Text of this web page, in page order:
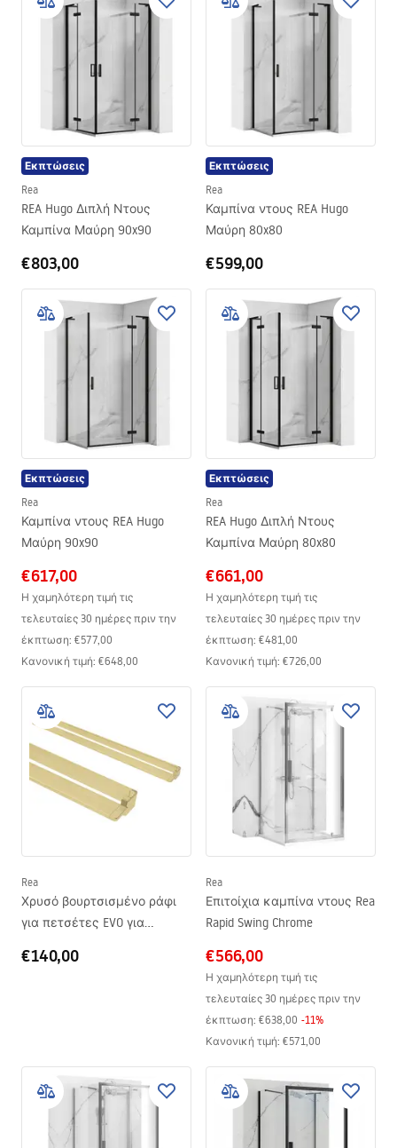
Εκπτώσεις
Rea
REA Hugo Διπλή Ντους
Καμπίνα Μαύρη 90x90
€803,00
Εκπτώσεις
Rea
Καμπίνα ντους REA Hugo
Μαύρη 80x80
€599,00
Εκπτώσεις
Rea
Καμπίνα ντους REA Hugo
Μαύρη 90x90
€617,00
Η χαμηλότερη τιμή τις
τελευταίες 30 ημέρες πριν την
έκπτωση: €577,00
Κανονική τιμή: €648,00
Εκπτώσεις
Rea
REA Hugo Διπλή Ντους
Καμπίνα Μαύρη 80x80
€661,00
Η χαμηλότερη τιμή τις
τελευταίες 30 ημέρες πριν την
έκπτωση: €481,00
Κανονική τιμή: €726,00
Rea
Χρυσό βουρτσισμένο ράφι
για πετσέτες EVO για
€140,00
Rea
Επιτοίχια καμπίνα ντους Rea
Rapid Swing Chrome
€566,00
Η χαμηλότερη τιμή τις
τελευταίες 30 ημέρες πριν την
έκπτωση: €638,00 -11%
Κανονική τιμή: €571,00